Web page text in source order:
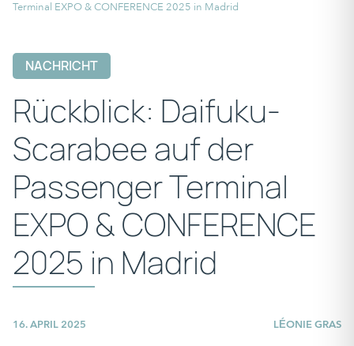
Terminal EXPO & CONFERENCE 2025 in Madrid
NACHRICHT
Rückblick: Daifuku-
Scarabee auf der
Passenger Terminal
EXPO & CONFERENCE
2025 in Madrid
16. APRIL 2025 LÉONIE GRAS